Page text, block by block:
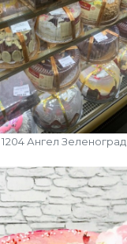
1204 Ангел Зеленоград